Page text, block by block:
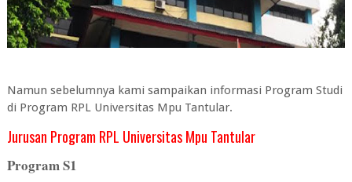
Namun sebelumnya kami sampaikan informasi Program Studi
di Program RPL Universitas Mpu Tantular.
Jurusan Program RPL Universitas Mpu Tantular
Program S1